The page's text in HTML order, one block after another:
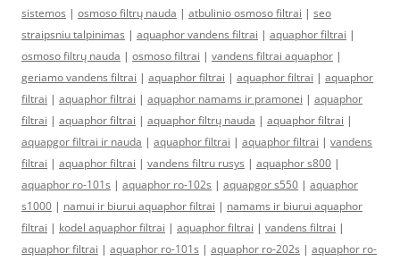
sistemos | osmoso filtrų nauda | atbulinio osmoso filtrai | seo
straipsniu talpinimas | aquaphor vandens filtrai | aquaphor filtrai |
osmoso filtrų nauda | osmoso filtrai | vandens filtrai aquaphor |
geriamo vandens filtrai | aquaphor filtrai | aquaphor filtrai | aquaphor
filtrai | aquaphor filtrai | aquaphor namams ir pramonei | aquaphor
filtrai | aquaphor filtrai | aquaphor filtrų nauda | aquaphor filtrai |
aquapgor filtrai ir nauda | aquaphor filtrai | aquaphor filtrai | vandens
filtrai | aquaphor filtrai | vandens filtru rusys | aquaphor s800 |
aquaphor ro-101s | aquaphor ro-102s | aquapgor s550 | aquaphor
s1000 | namui ir biurui aquaphor filtrai | namams ir biurui aquaphor
filtrai | kodel aquaphor filtrai | aquaphor filtrai | vandens filtrai |
aquaphor filtrai | aquaphor ro-101s | aquaphor ro-202s | aquaphor ro-